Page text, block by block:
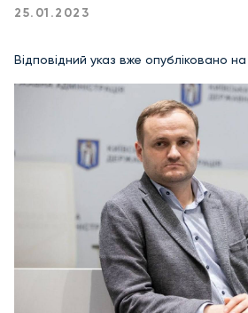
25.01.2023
Відповідний указ вже опубліковано